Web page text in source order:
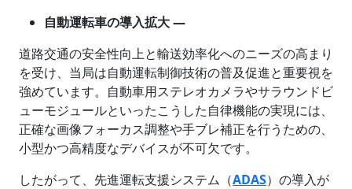
自動運転車の導入拡大 ―
道路交通の安全性向上と輸送効率化へのニーズの高まり
を受け、当局は自動運転制御技術の普及促進と重要視を
強めています。自動車用ステレオカメラやサラウンドビ
ューモジュールといったこうした自律機能の実現には、
正確な画像フォーカス調整や手ブレ補正を行うための、
小型かつ高精度なデバイスが不可欠です。
したがって、先進運転支援システム（ADAS）の導入が